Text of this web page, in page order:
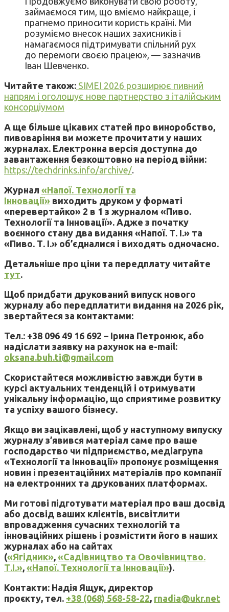
займаємося тим, що вміємо найкраще, і
прагнемо приносити користь країні. Ми
розуміємо внесок наших захисників і
намагаємося підтримувати спільний рух
до перемоги своєю працею», — зазначив
Іван Шевченко.
Читайте також: SIMEI 2026 розширює пивний
напрям і оголошує нове партнерство з італійським
консорціумом
А ще більше цікавих статей про виноробство,
пивоваріння ви можете прочитати у наших
журналах. Електронна версія доступна до
завантаження безкоштовно на період війни:
https://techdrinks.info/archive/.
Журнал «Напої. Технології та
Інновації» виходить друком у форматі
«перевертайко» 2 в 1 з журналом «Пиво.
Технології та Інновації». Адже з початку
воєнного стану два видання «Напої. Т. І.» та
«Пиво. Т. І.» об’єдналися і виходять одночасно.
Детальніше про ціни та передплату читайте
тут.
Щоб придбати друкований випуск нового
журналу або передплатити видання на 2026 рік,
звертайтеся за контактами:
Тел.: +38 096 49 16 692 – Ірина Петронюк, або
надіслати заявку на рахунок на e-mail:
oksana.buh.ti@gmail.com
Скористайтеся можливістю завжди бути в
курсі актуальних тенденцій і отримувати
унікальну інформацію, що сприятиме розвитку
та успіху вашого бізнесу.
Якщо ви зацікавлені, щоб у наступному випуску
журналу з’явився матеріал саме про ваше
господарство чи підприємство, медіагрупа
«Технології та Інновації» пропонує розміщення
новин і презентаційних матеріалів про компанії
на електронних та друкованих платформах.
Ми готові підготувати матеріал про ваш досвід
або досвід ваших клієнтів, висвітлити
впровадження сучасних технологій та
інноваційних рішень і розмістити його в наших
журналах або на сайтах
(«Ягідник», «Садівництво та Овочівництво.
Т.І.», «Напої. Технології та Інновації»).
Контакти: Надія Ящук, директор
проєкту, тел. +38 (068) 568-58-22, rnadia@ukr.net